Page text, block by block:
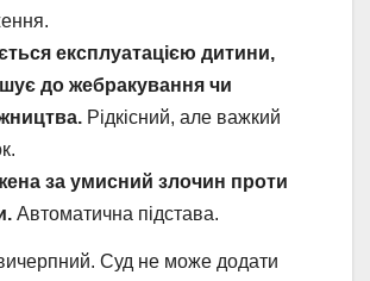
експлуатацією дитини,
до жебракування чи
Рідкісний, але важкий
за умисний злочин проти
Автоматична підстава.
Суд не може додати